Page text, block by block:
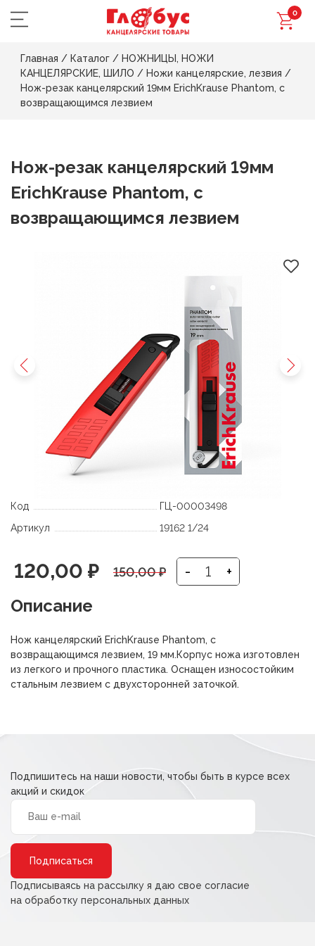
0
Главная / Каталог / НОЖНИЦЫ, НОЖИ
КАНЦЕЛЯРСКИЕ, ШИЛО / Ножи канцелярские, лезвия /
Нож-резак канцелярский 19мм ErichKrause Phantom, с
возвращающимся лезвием
Нож-резак канцелярский 19мм
ErichKrause Phantom, с
возвращающимся лезвием
Код
ГЦ-00003498
Артикул
19162 1/24
150,00₽
Первоначальная
цена
составляла
150,00 ₽.
120,00 ₽
Текущая
цена:
120,00 ₽.
- +
Описание
Нож канцелярский ErichKrause Phantom, с
возвращающимся лезвием, 19 мм.Корпус ножа изготовлен
из легкого и прочного пластика. Оснащен износостойким
стальным лезвием с двухсторонней заточкой.
Подпишитесь на наши новости, чтобы быть в курсе всех
акций и скидок
Подписываясь на рассылку я даю свое согласие
на обработку персональных данных